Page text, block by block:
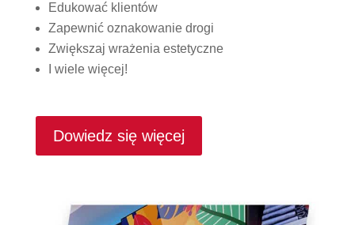
Edukować klientów
Zapewnić oznakowanie drogi
Zwiększaj wrażenia estetyczne
I wiele więcej!
Dowiedz się więcej